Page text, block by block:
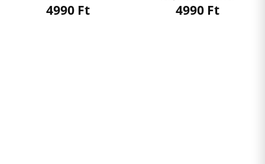
4990 Ft 4990 Ft